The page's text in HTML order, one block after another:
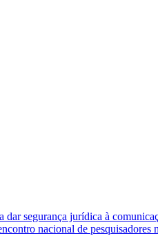
dar segurança jurídica à
nacional de pesquisadores